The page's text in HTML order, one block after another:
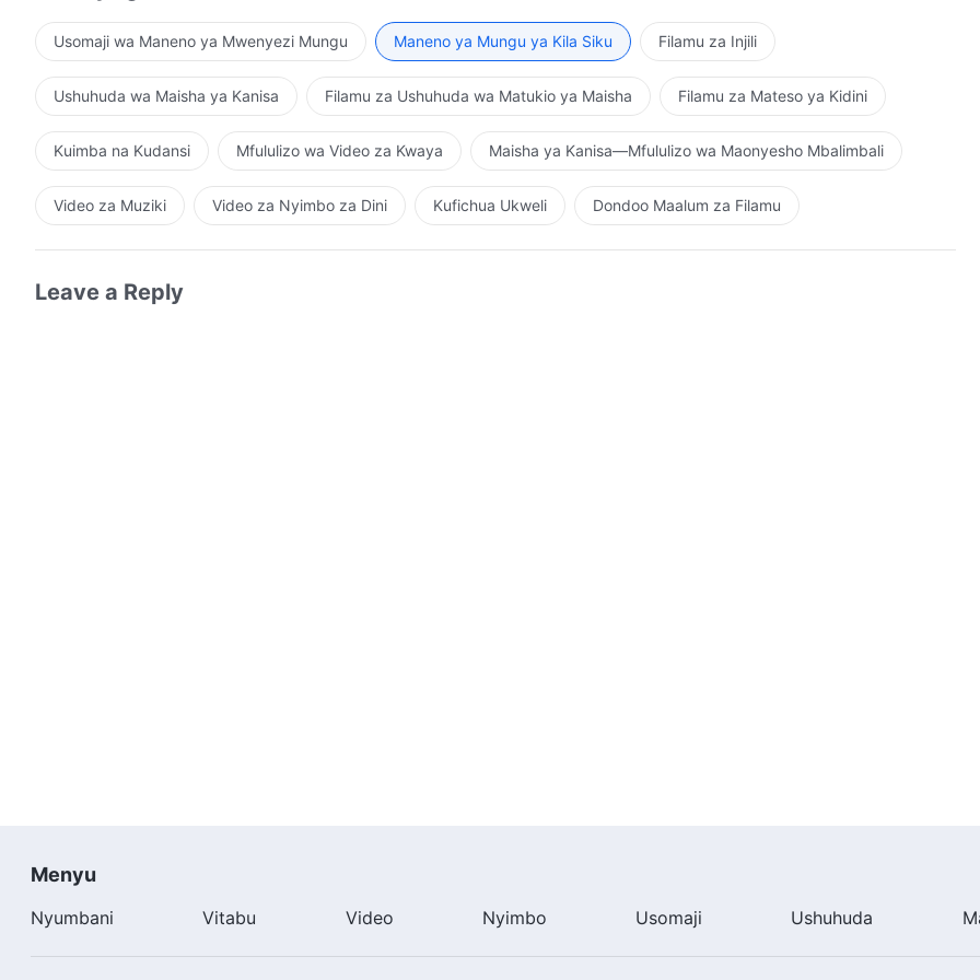
unyenyekevu; badala yake, mwanadamu anachukua mtazamo wa dharau, kusubiri ufunuo na mwongozo wa
Mungu. Hii siyo tabia ya mwanadamu anayeasi dhidi ya na kumpinga Mungu? Ni jinsi gani wanadamu kama
hawa wanaweza kupata idhini ya Mungu?
maarifa yake yanaendelea kubadilika. Basi mabadiliko haya yanatokea wapi? Siyo kwa kazi ya Mungu
inayobadilika milele? Kama tabia ya mwanadamu inaweza kubadilika, mbona mwanadamu hawezi kuruhusu
kazi Yangu na maneno Yangu pia kuendelea kubadilika? Ni lazima Nikabiliwe na vikwazo vya mwanadamu?
Hutegemei tu maneno ya hila?
Usomaji wa Maneno ya Mwenyezi Mungu Maneno ya Mungu ya Kila Siku Filamu za Injili
Ushuhuda wa Maisha ya Kanisa Filamu za Ushuhuda wa Matukio ya Maisha Filamu za Mateso ya Kidini
Kuimba na Kudansi Mfululizo wa Video za Kwaya Maisha ya Kanisa—Mfululizo wa Maonyesho Mbalimbali
Video za Muziki Video za Nyimbo za Dini Kufichua Ukweli Dondoo Maalum za Filamu
Leave a Reply
Menyu
Nyumbani Vitabu Video Nyimbo Usomaji Ushuhuda